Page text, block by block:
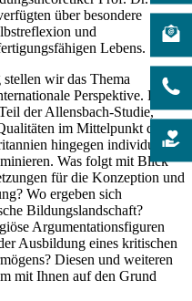
über besondere
und
Lebens.
wir das Thema
Perspektive. Dazu
der Allensbach-Studie,
im Mittelpunkt des
hingegen individuelle
Was folgt mit Blick
für die Konzeption und
Wo ergeben sich
Bildungslandschaft?
Argumentationsfiguren
Ausbildung eines kritischen
Diesen und weiteren
mit Ihnen auf den Grund